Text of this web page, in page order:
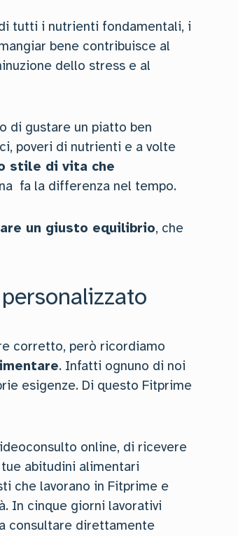
tutti i nutrienti fondamentali, i
bene contribuisce al
dello stress e al
di gustare un piatto ben
poveri di nutrienti e a volte
stile di vita che
fa la differenza nel tempo.
un giusto equilibrio, che
corretto, però ricordiamo
. Infatti ognuno di noi
esigenze. Di questo Fitprime
online, di ricevere
abitudini alimentari
che lavorano in Fitprime e
In cinque giorni lavorativi
consultare direttamente